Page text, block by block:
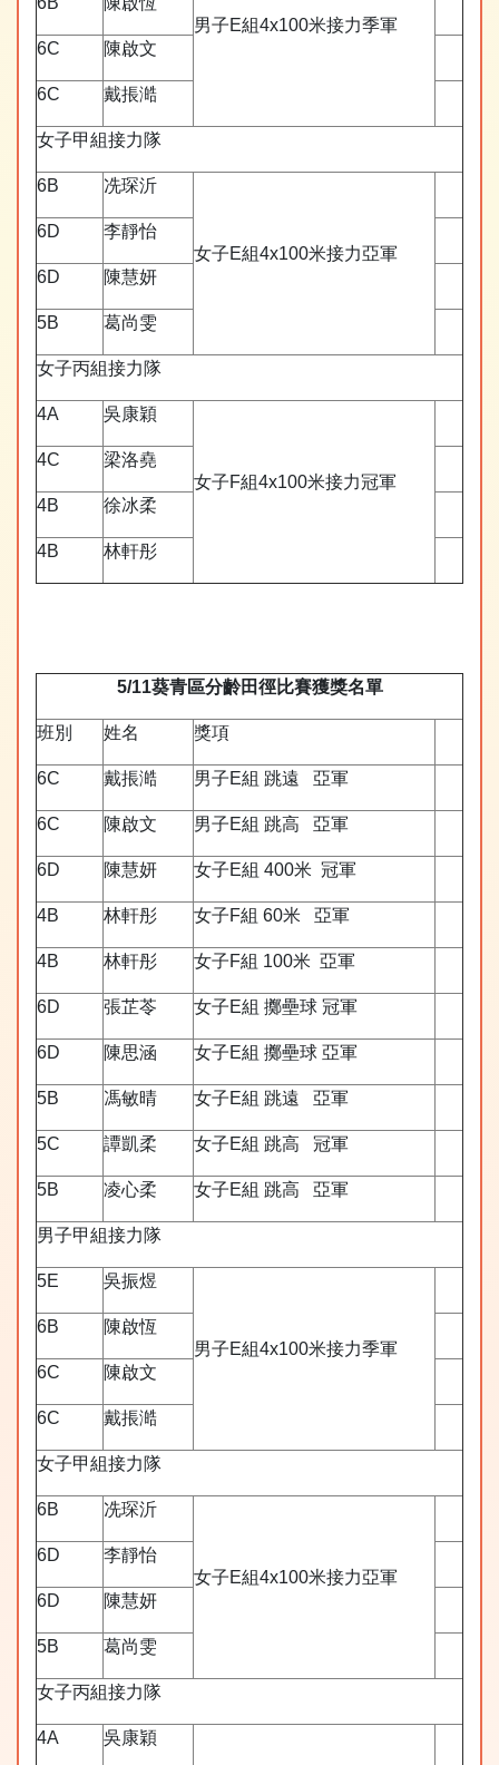
男子E組4x100米接力季軍
6C 陳啟文
6C 戴掁澔
女子甲組接力隊
6B 冼琛沂
女子E組4x100米接力亞軍
6D 李靜怡
6D 陳慧妍
5B 葛尚雯
女子丙組接力隊
4A 吳康穎
女子F組4x100米接力冠軍
4C 梁洛堯
4B 徐冰柔
4B 林軒彤
5/11葵青區分齡田徑比賽獲獎名單
班別 姓名 獎項
6C 戴掁澔 男子E組 跳遠 亞軍
6C 陳啟文 男子E組 跳高 亞軍
6D 陳慧妍 女子E組 400米 冠軍
4B 林軒彤 女子F組 60米 亞軍
4B 林軒彤 女子F組 100米 亞軍
6D 張芷苓 女子E組 擲壘球 冠軍
6D 陳思涵 女子E組 擲壘球 亞軍
5B 馮敏晴 女子E組 跳遠 亞軍
5C 譚凱柔 女子E組 跳高 冠軍
5B 凌心柔 女子E組 跳高 亞軍
男子甲組接力隊
5E 吳振煜
男子E組4x100米接力季軍
6B 陳啟恆
6C 陳啟文
6C 戴掁澔
女子甲組接力隊
6B 冼琛沂
女子E組4x100米接力亞軍
6D 李靜怡
6D 陳慧妍
5B 葛尚雯
女子丙組接力隊
4A 吳康穎